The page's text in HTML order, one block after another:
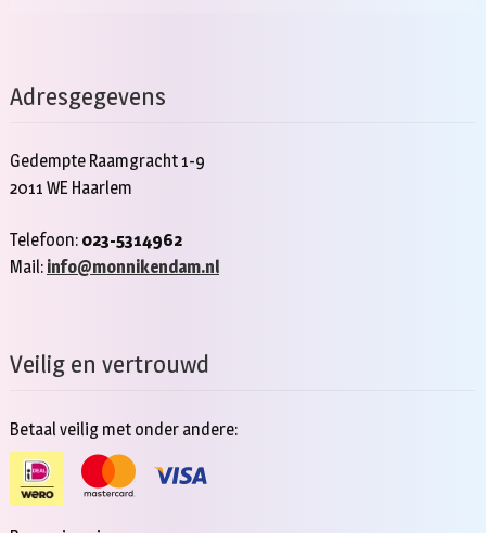
Adresgegevens
Gedempte Raamgracht 1-9
2011 WE Haarlem
Telefoon: 023-5314962
Mail: info@monnikendam.nl
Veilig en vertrouwd
Betaal veilig met onder andere: